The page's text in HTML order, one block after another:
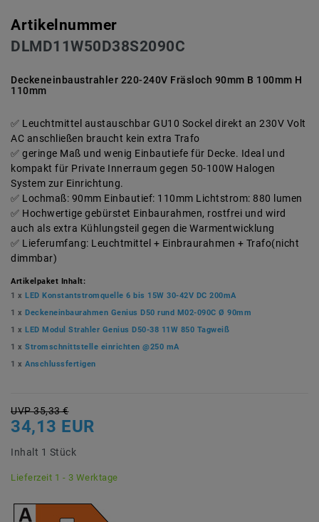
Artikelnummer
DLMD11W50D38S2090C
Deckeneinbaustrahler 220-240V Fräsloch 90mm B 100mm H
110mm
Leuchtmittel austauschbar GU10 Sockel direkt an 230V Volt
AC anschließen braucht kein extra Trafo
geringe Maß und wenig Einbautiefe für Decke. Ideal und
kompakt für Private Innerraum gegen 50-100W Halogen
System zur Einrichtung.
Lochmaß: 90mm Einbautief: 110mm Lichtstrom: 880 lumen
Hochwertige gebürstet Einbaurahmen, rostfrei und wird
auch als extra Kühlungsteil gegen die Warmentwicklung
Lieferumfang: Leuchtmittel + Einbraurahmen + Trafo(nicht
dimmbar)
Artikelpaket Inhalt:
1 x LED Konstantstromquelle 6 bis 15W 30-42V DC 200mA
1 x Deckeneinbaurahmen Genius D50 rund M02-090C Ø 90mm
1 x LED Modul Strahler Genius D50-38 11W 850 Tagweiß
1 x Stromschnittstelle einrichten @250 mA
1 x Anschlussfertigen
UVP 35,33 €
34,13 EUR
Inhalt 1 Stück
Lieferzeit 1 - 3 Werktage